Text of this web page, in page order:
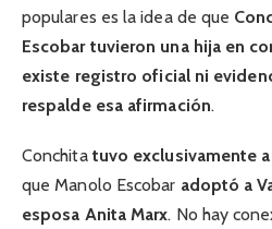
populares es la idea de que
Escobar tuvieron una hija en
existe registro oficial ni
respalde esa afirmación.
Conchita tuvo exclusivamente
que Manolo Escobar adoptó a
esposa Anita Marx. No hay